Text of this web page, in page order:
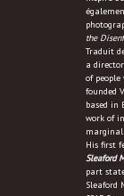
the
Traduit
a
of
founded
based in
work of
His first
Sleaford
part
Sleaford